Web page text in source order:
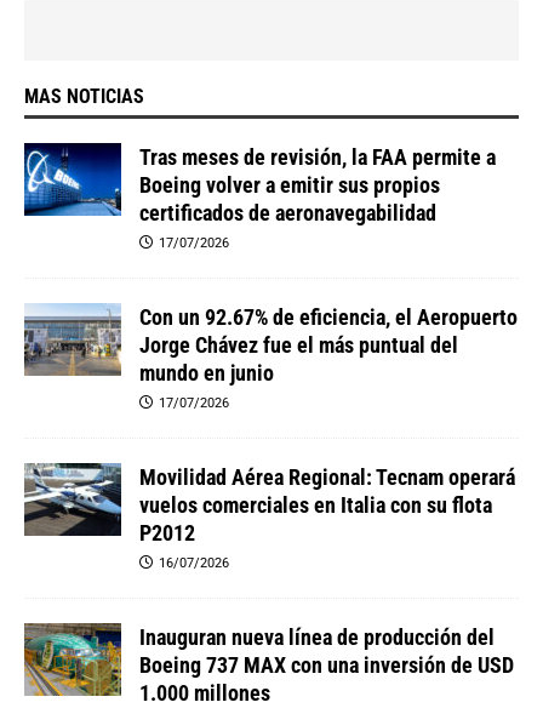
MAS NOTICIAS
Tras meses de revisión, la FAA permite a
Boeing volver a emitir sus propios
certificados de aeronavegabilidad
17/07/2026
Con un 92.67% de eficiencia, el Aeropuerto
Jorge Chávez fue el más puntual del
mundo en junio
17/07/2026
Movilidad Aérea Regional: Tecnam operará
vuelos comerciales en Italia con su flota
P2012
16/07/2026
Inauguran nueva línea de producción del
Boeing 737 MAX con una inversión de USD
1.000 millones